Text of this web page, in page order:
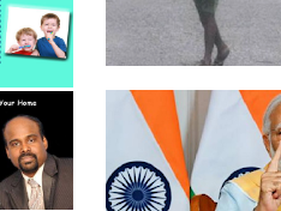
தமிழகத்தில் 24
கனமழைக்...